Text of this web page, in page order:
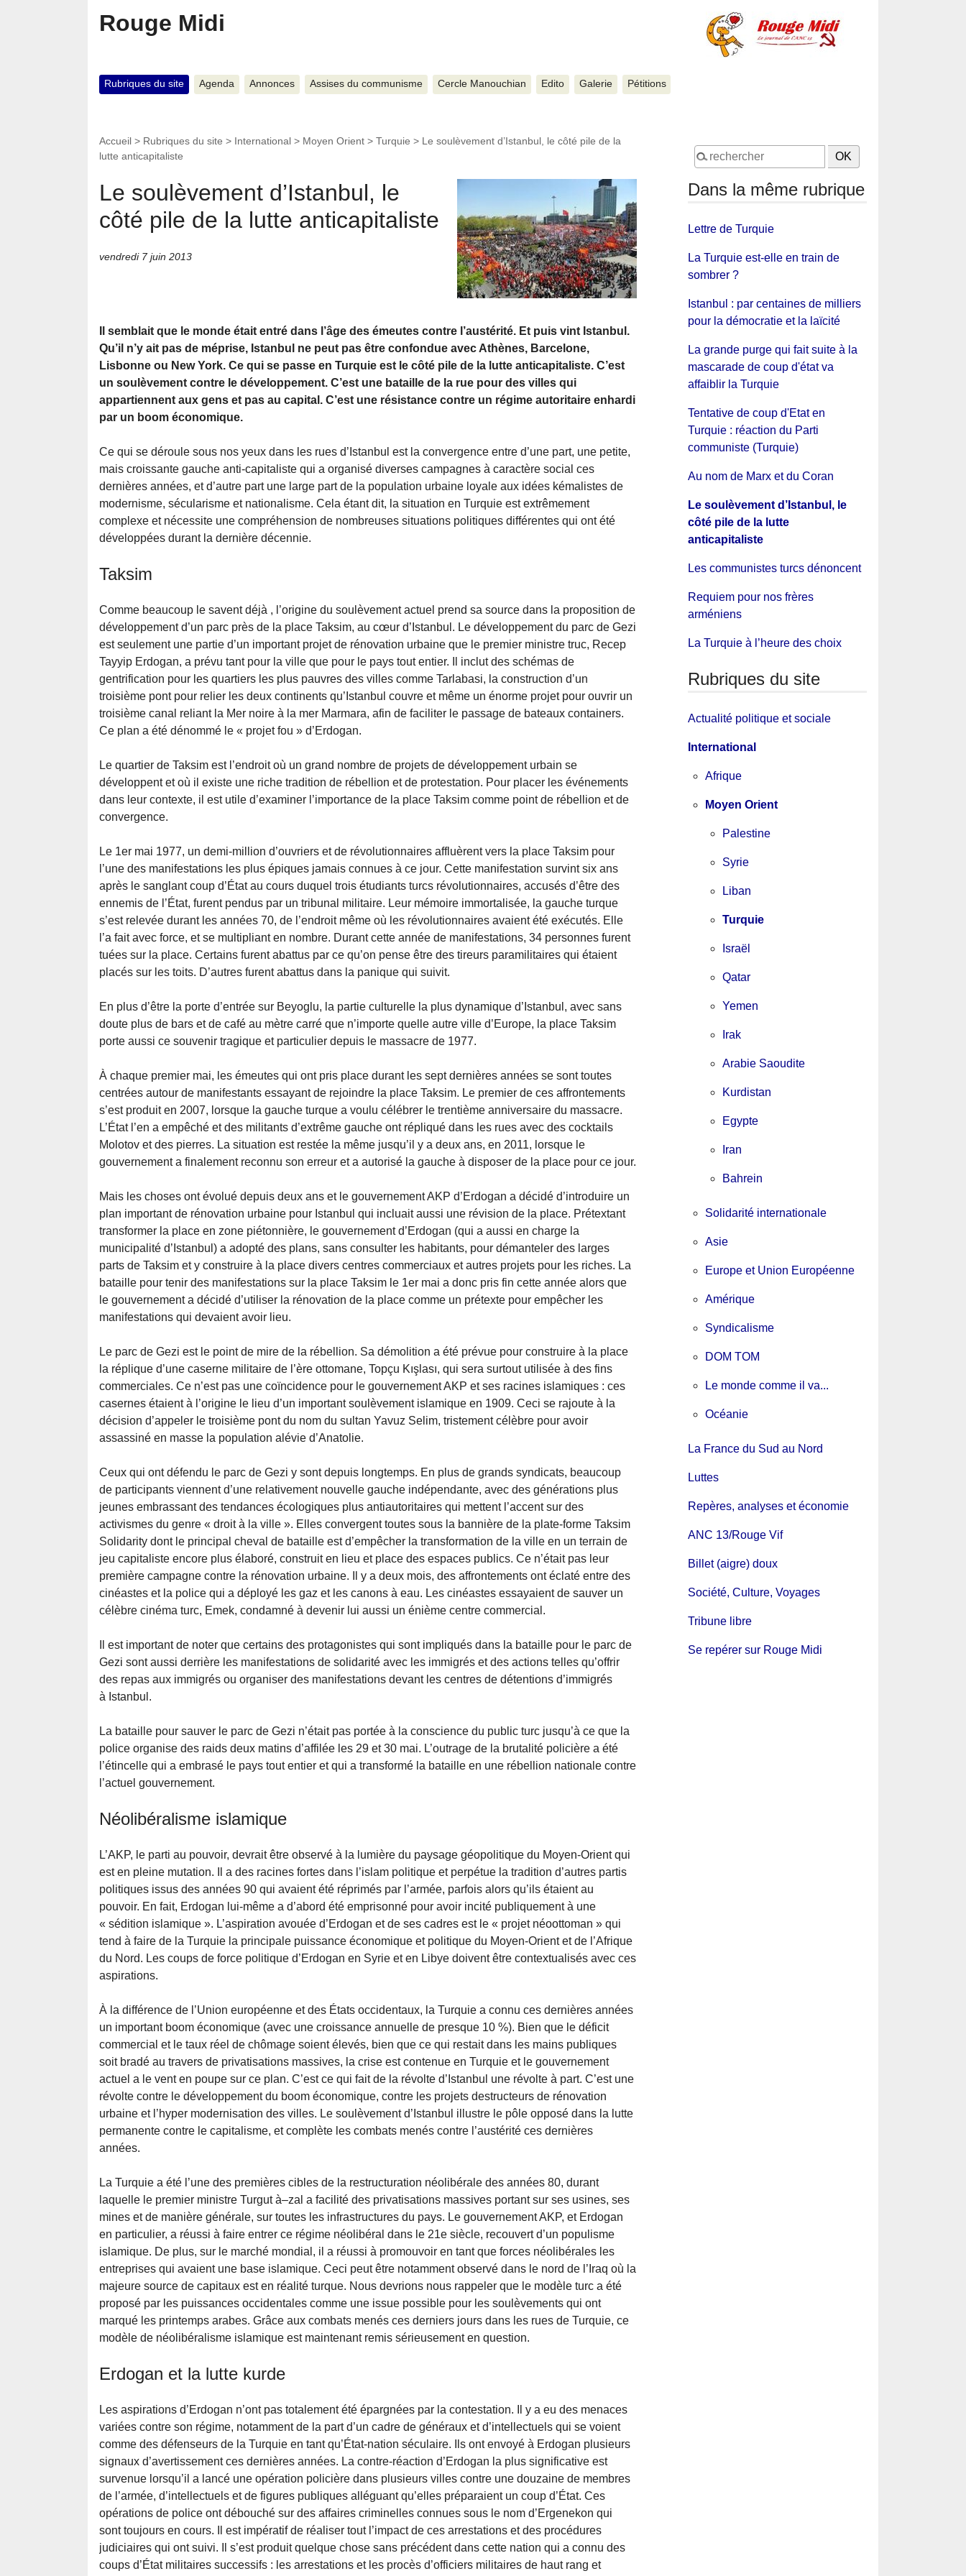
Rouge Midi
Rubriques du site Agenda Annonces Assises du communisme Cercle Manouchian Edito Galerie Pétitions
Accueil > Rubriques du site > International > Moyen Orient > Turquie > Le soulèvement d’Istanbul, le côté pile de la
lutte anticapitaliste
Le soulèvement d’Istanbul, le
côté pile de la lutte anticapitaliste
vendredi 7 juin 2013
Il semblait que le monde était entré dans l’âge des émeutes contre l’austérité. Et puis vint Istanbul.
Qu’il n’y ait pas de méprise, Istanbul ne peut pas être confondue avec Athènes, Barcelone,
Lisbonne ou New York. Ce qui se passe en Turquie est le côté pile de la lutte anticapitaliste. C’est
un soulèvement contre le développement. C’est une bataille de la rue pour des villes qui
appartiennent aux gens et pas au capital. C’est une résistance contre un régime autoritaire enhardi
par un boom économique.
Ce qui se déroule sous nos yeux dans les rues d’Istanbul est la convergence entre d’une part, une petite,
mais croissante gauche anti-capitaliste qui a organisé diverses campagnes à caractère social ces
dernières années, et d’autre part une large part de la population urbaine loyale aux idées kémalistes de
modernisme, sécularisme et nationalisme. Cela étant dit, la situation en Turquie est extrêmement
complexe et nécessite une compréhension de nombreuses situations politiques différentes qui ont été
développées durant la dernière décennie.
Taksim
Comme beaucoup le savent déjà , l’origine du soulèvement actuel prend sa source dans la proposition de
développement d’un parc près de la place Taksim, au cœur d’Istanbul. Le développement du parc de Gezi
est seulement une partie d’un important projet de rénovation urbaine que le premier ministre truc, Recep
Tayyip Erdogan, a prévu tant pour la ville que pour le pays tout entier. Il inclut des schémas de
gentrification pour les quartiers les plus pauvres des villes comme Tarlabasi, la construction d’un
troisième pont pour relier les deux continents qu’Istanbul couvre et même un énorme projet pour ouvrir un
troisième canal reliant la Mer noire à la mer Marmara, afin de faciliter le passage de bateaux containers.
Ce plan a été dénommé le « projet fou » d’Erdogan.
Le quartier de Taksim est l’endroit où un grand nombre de projets de développement urbain se
développent et où il existe une riche tradition de rébellion et de protestation. Pour placer les événements
dans leur contexte, il est utile d’examiner l’importance de la place Taksim comme point de rébellion et de
convergence.
Le 1er mai 1977, un demi-million d’ouvriers et de révolutionnaires affluèrent vers la place Taksim pour
l’une des manifestations les plus épiques jamais connues à ce jour. Cette manifestation survint six ans
après le sanglant coup d’État au cours duquel trois étudiants turcs révolutionnaires, accusés d’être des
ennemis de l’État, furent pendus par un tribunal militaire. Leur mémoire immortalisée, la gauche turque
s’est relevée durant les années 70, de l’endroit même où les révolutionnaires avaient été exécutés. Elle
l’a fait avec force, et se multipliant en nombre. Durant cette année de manifestations, 34 personnes furent
tuées sur la place. Certains furent abattus par ce qu’on pense être des tireurs paramilitaires qui étaient
placés sur les toits. D’autres furent abattus dans la panique qui suivit.
En plus d’être la porte d’entrée sur Beyoglu, la partie culturelle la plus dynamique d’Istanbul, avec sans
doute plus de bars et de café au mètre carré que n’importe quelle autre ville d’Europe, la place Taksim
porte aussi ce souvenir tragique et particulier depuis le massacre de 1977.
À chaque premier mai, les émeutes qui ont pris place durant les sept dernières années se sont toutes
centrées autour de manifestants essayant de rejoindre la place Taksim. Le premier de ces affrontements
s’est produit en 2007, lorsque la gauche turque a voulu célébrer le trentième anniversaire du massacre.
L’État l’en a empêché et des militants d’extrême gauche ont répliqué dans les rues avec des cocktails
Molotov et des pierres. La situation est restée la même jusqu’il y a deux ans, en 2011, lorsque le
gouvernement a finalement reconnu son erreur et a autorisé la gauche à disposer de la place pour ce jour.
Mais les choses ont évolué depuis deux ans et le gouvernement AKP d’Erdogan a décidé d’introduire un
plan important de rénovation urbaine pour Istanbul qui incluait aussi une révision de la place. Prétextant
transformer la place en zone piétonnière, le gouvernement d’Erdogan (qui a aussi en charge la
municipalité d’Istanbul) a adopté des plans, sans consulter les habitants, pour démanteler des larges
parts de Taksim et y construire à la place divers centres commerciaux et autres projets pour les riches. La
bataille pour tenir des manifestations sur la place Taksim le 1er mai a donc pris fin cette année alors que
le gouvernement a décidé d’utiliser la rénovation de la place comme un prétexte pour empêcher les
manifestations qui devaient avoir lieu.
Le parc de Gezi est le point de mire de la rébellion. Sa démolition a été prévue pour construire à la place
la réplique d’une caserne militaire de l’ère ottomane, Topçu Kışlası, qui sera surtout utilisée à des fins
commerciales. Ce n’est pas une coïncidence pour le gouvernement AKP et ses racines islamiques : ces
casernes étaient à l’origine le lieu d’un important soulèvement islamique en 1909. Ceci se rajoute à la
décision d’appeler le troisième pont du nom du sultan Yavuz Selim, tristement célèbre pour avoir
assassiné en masse la population alévie d’Anatolie.
Ceux qui ont défendu le parc de Gezi y sont depuis longtemps. En plus de grands syndicats, beaucoup
de participants viennent d’une relativement nouvelle gauche indépendante, avec des générations plus
jeunes embrassant des tendances écologiques plus antiautoritaires qui mettent l’accent sur des
activismes du genre « droit à la ville ». Elles convergent toutes sous la bannière de la plate-forme Taksim
Solidarity dont le principal cheval de bataille est d’empêcher la transformation de la ville en un terrain de
jeu capitaliste encore plus élaboré, construit en lieu et place des espaces publics. Ce n’était pas leur
première campagne contre la rénovation urbaine. Il y a deux mois, des affrontements ont éclaté entre des
cinéastes et la police qui a déployé les gaz et les canons à eau. Les cinéastes essayaient de sauver un
célèbre cinéma turc, Emek, condamné à devenir lui aussi un énième centre commercial.
Il est important de noter que certains des protagonistes qui sont impliqués dans la bataille pour le parc de
Gezi sont aussi derrière les manifestations de solidarité avec les immigrés et des actions telles qu’offrir
des repas aux immigrés ou organiser des manifestations devant les centres de détentions d’immigrés
à Istanbul.
La bataille pour sauver le parc de Gezi n’était pas portée à la conscience du public turc jusqu’à ce que la
police organise des raids deux matins d’affilée les 29 et 30 mai. L’outrage de la brutalité policière a été
l’étincelle qui a embrasé le pays tout entier et qui a transformé la bataille en une rébellion nationale contre
l’actuel gouvernement.
Néolibéralisme islamique
L’AKP, le parti au pouvoir, devrait être observé à la lumière du paysage géopolitique du Moyen-Orient qui
est en pleine mutation. Il a des racines fortes dans l’islam politique et perpétue la tradition d’autres partis
politiques issus des années 90 qui avaient été réprimés par l’armée, parfois alors qu’ils étaient au
pouvoir. En fait, Erdogan lui-même a d’abord été emprisonné pour avoir incité publiquement à une
« sédition islamique ». L’aspiration avouée d’Erdogan et de ses cadres est le « projet néoottoman » qui
tend à faire de la Turquie la principale puissance économique et politique du Moyen-Orient et de l’Afrique
du Nord. Les coups de force politique d’Erdogan en Syrie et en Libye doivent être contextualisés avec ces
aspirations.
À la différence de l’Union européenne et des États occidentaux, la Turquie a connu ces dernières années
un important boom économique (avec une croissance annuelle de presque 10 %). Bien que le déficit
commercial et le taux réel de chômage soient élevés, bien que ce qui restait dans les mains publiques
soit bradé au travers de privatisations massives, la crise est contenue en Turquie et le gouvernement
actuel a le vent en poupe sur ce plan. C’est ce qui fait de la révolte d’Istanbul une révolte à part. C’est une
révolte contre le développement du boom économique, contre les projets destructeurs de rénovation
urbaine et l’hyper modernisation des villes. Le soulèvement d’Istanbul illustre le pôle opposé dans la lutte
permanente contre le capitalisme, et complète les combats menés contre l’austérité ces dernières
années.
La Turquie a été l’une des premières cibles de la restructuration néolibérale des années 80, durant
laquelle le premier ministre Turgut à–zal a facilité des privatisations massives portant sur ses usines, ses
mines et de manière générale, sur toutes les infrastructures du pays. Le gouvernement AKP, et Erdogan
en particulier, a réussi à faire entrer ce régime néolibéral dans le 21e siècle, recouvert d’un populisme
islamique. De plus, sur le marché mondial, il a réussi à promouvoir en tant que forces néolibérales les
entreprises qui avaient une base islamique. Ceci peut être notamment observé dans le nord de l’Iraq où la
majeure source de capitaux est en réalité turque. Nous devrions nous rappeler que le modèle turc a été
proposé par les puissances occidentales comme une issue possible pour les soulèvements qui ont
marqué les printemps arabes. Grâce aux combats menés ces derniers jours dans les rues de Turquie, ce
modèle de néolibéralisme islamique est maintenant remis sérieusement en question.
Erdogan et la lutte kurde
Les aspirations d’Erdogan n’ont pas totalement été épargnées par la contestation. Il y a eu des menaces
variées contre son régime, notamment de la part d’un cadre de généraux et d’intellectuels qui se voient
comme des défenseurs de la Turquie en tant qu’État-nation séculaire. Ils ont envoyé à Erdogan plusieurs
signaux d’avertissement ces dernières années. La contre-réaction d’Erdogan la plus significative est
survenue lorsqu’il a lancé une opération policière dans plusieurs villes contre une douzaine de membres
de l’armée, d’intellectuels et de figures publiques alléguant qu’elles préparaient un coup d’État. Ces
opérations de police ont débouché sur des affaires criminelles connues sous le nom d’Ergenekon qui
sont toujours en cours. Il est impératif de réaliser tout l’impact de ces arrestations et des procédures
judiciaires qui ont suivi. Il s’est produit quelque chose sans précédent dans cette nation qui a connu des
coups d’État militaires successifs : les arrestations et les procès d’officiers militaires de haut rang et
Dans la même rubrique
Lettre de Turquie
La Turquie est-elle en train de
sombrer ?
Istanbul : par centaines de milliers
pour la démocratie et la laïcité
La grande purge qui fait suite à la
mascarade de coup d'état va
affaiblir la Turquie
Tentative de coup d'Etat en
Turquie : réaction du Parti
communiste (Turquie)
Au nom de Marx et du Coran
Le soulèvement d’Istanbul, le
côté pile de la lutte
anticapitaliste
Les communistes turcs dénoncent
Requiem pour nos frères
arméniens
La Turquie à l’heure des choix
Rubriques du site
Actualité politique et sociale
International
Afrique
Moyen Orient
Palestine
Syrie
Liban
Turquie
Israël
Qatar
Yemen
Irak
Arabie Saoudite
Kurdistan
Egypte
Iran
Bahrein
Solidarité internationale
Asie
Europe et Union Européenne
Amérique
Syndicalisme
DOM TOM
Le monde comme il va...
Océanie
La France du Sud au Nord
Luttes
Repères, analyses et économie
ANC 13/Rouge Vif
Billet (aigre) doux
Société, Culture, Voyages
Tribune libre
Se repérer sur Rouge Midi